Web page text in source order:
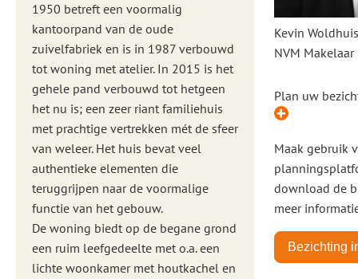
1950 betreft een voormalig
kantoorpand van de oude
zuivelfabriek en is in 1987 verbouwd
tot woning met atelier. In 2015 is het
gehele pand verbouwd tot hetgeen
het nu is; een zeer riant familiehuis
met prachtige vertrekken mét de sfeer
van weleer. Het huis bevat veel
authentieke elementen die
teruggrijpen naar de voormalige
functie van het gebouw.
De woning biedt op de begane grond
een ruim leefgedeelte met o.a. een
lichte woonkamer met houtkachel en
Kevin Woldhuis
NVM Makelaar
Plan uw
Maak gebruik
download de
meer
Bezichting